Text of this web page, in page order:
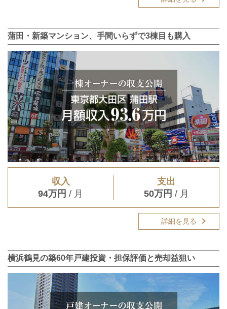
蒲田・新築マンション、手間いらずで3棟目も購入
収入
94万円 / 月
支出
50万円 / 月
詳細を見る
横浜鶴見の築60年戸建投資・担保評価と売却益狙い